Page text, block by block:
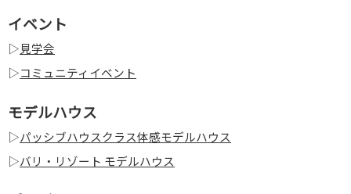
イベント
▷ 見学会
▷コミュニティイベント
モデルハウス
▷パッシブハウスクラス体感モデルハウス
▷バリ・リゾート モデルハウス